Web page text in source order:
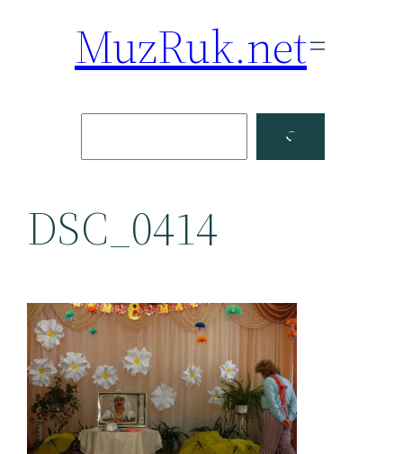
MuzRuk.net
Facebook
DSC_0414